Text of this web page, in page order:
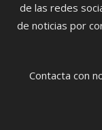
de las redes
de noticias por
Contacta con